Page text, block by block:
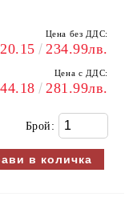
Цена без ДДС:
234.99лв.
Цена с ДДС:
281.99лв.
Брой: